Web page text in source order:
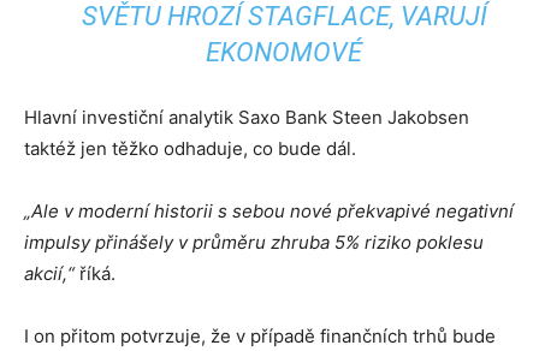
SVĚTU HROZÍ STAGFLACE, VARUJÍ
EKONOMOVÉ
Hlavní investiční analytik Saxo Bank Steen Jakobsen
taktéž jen těžko odhaduje, co bude dál.
„Ale v moderní historii s sebou nové překvapivé negativní
impulsy přinášely v průměru zhruba 5% riziko poklesu
akcií,“říká.
I on přitom potvrzuje, že v případě finančních trhů bude